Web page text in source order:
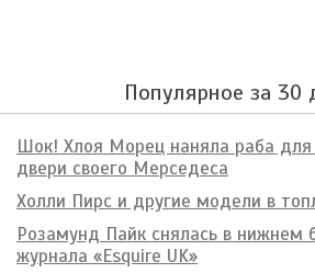
Популярное за 30
Шок! Хлоя Морец наняла раба для
двери своего Мерседеса
Холли Пирс и другие модели в
Розамунд Пайк снялась в нижнем
журнала «Esquire UK»